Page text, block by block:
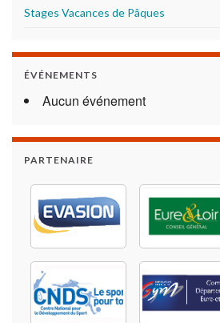
Stages Vacances de Pâques
ÉVÉNEMENTS
Aucun événement
PARTENAIRE